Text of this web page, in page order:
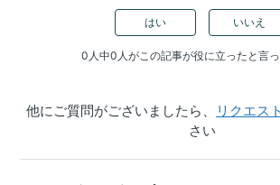
はい いいえ
0人中0人がこの記事が役に立ったと言
他にご質問がございましたら、 リクエス
さい